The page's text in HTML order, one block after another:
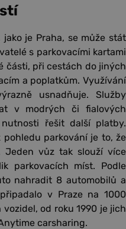
je Praha, se může stát
s parkovacími kartami
části, při cestách do jiných
a poplatkům. Využívání
usnadňuje. Služby
v modrých či fialových
řešit další platby.
parkování je to, že
Jeden vůz tak slouží více
parkovacích míst. Podle
nahradit 8 automobilů a
v Praze na 1000
od roku 1990 je jich
carsharing.